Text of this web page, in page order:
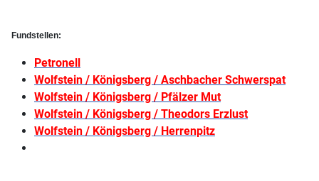
Fundstellen:
Petronell
Wolfstein / Königsberg / Aschbacher Schwerspat
Wolfstein / Königsberg / Pfälzer Mut
Wolfstein / Königsberg / Theodors Erzlust
Wolfstein / Königsberg / Herrenpitz